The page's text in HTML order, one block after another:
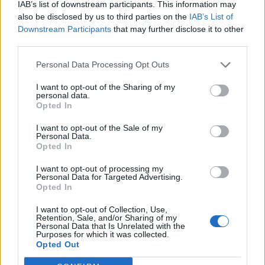
IAB’s list of downstream participants. This information may
also be disclosed by us to third parties on the IAB’s List of
Downstream Participants that may further disclose it to other
Personal Data Processing Opt Outs
I want to opt-out of the Sharing of my
personal data.
Opted In
I want to opt-out of the Sale of my
Personal Data.
Opted In
I want to opt-out of processing my
Personal Data for Targeted Advertising.
Opted In
I want to opt-out of Collection, Use,
Retention, Sale, and/or Sharing of my
Personal Data that Is Unrelated with the
Purposes for which it was collected.
Opted Out
διαμορφώνουν οι: Cuesta, Boucher, Σιαμπάνης,
Bruno Gama, Mateo Garcia, Sakic, Bertoglio,
Benalouane, Δεληζήσης, Μήτρογλου, Μάνος,
Ιωάννου, Μπαγκαλιάνης.
«Τελικός» για Παναθηναϊκό με Αστέρα
Τέλος, στις 19:30 (Novasports 2HD)ο
Παναθηναϊκός θα φιλοξενήσει στη Λεωφόρο
τον Αστέρα Τρίπολης, με τους «πράσινους» να
θέλουν όσο τίποτα άλλο τη νίκη προκειμένου
έχουν για έξοδο στην Ευρώπη την επόμενη
σεζόν.
Μοναδικό πρόβλημα για τον τεχνικό του